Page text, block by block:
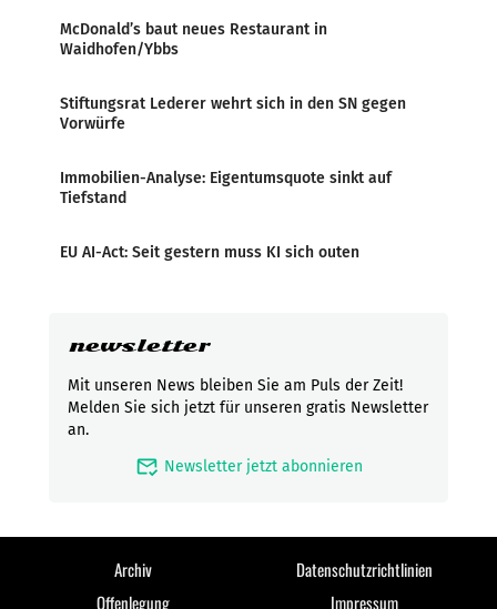
McDonald’s baut neues Restaurant in
Waidhofen/Ybbs
Stiftungsrat Lederer wehrt sich in den SN gegen
Vorwürfe
Immobilien-Analyse: Eigentumsquote sinkt auf
Tiefstand
EU AI-Act: Seit gestern muss KI sich outen
newsletter
Mit unseren News bleiben Sie am Puls der Zeit!
Melden Sie sich jetzt für unseren gratis Newsletter
an.
mark_email_read Newsletter jetzt abonnieren
Archiv
Datenschutzrichtlinien
Offenlegung
Impressum